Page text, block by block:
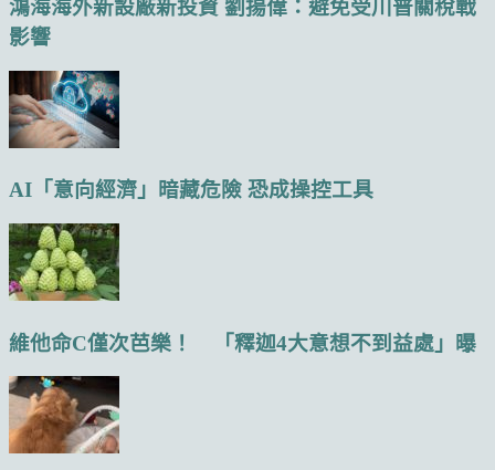
鴻海海外新設廠新投資 劉揚偉：避免受川普關稅戰
影響
AI「意向經濟」暗藏危險 恐成操控工具
維他命C僅次芭樂！ 「釋迦4大意想不到益處」曝